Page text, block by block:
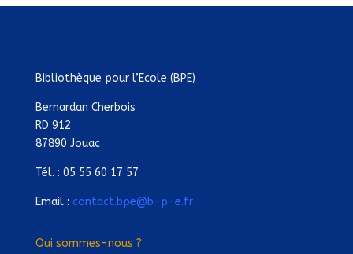
Bibliothèque pour l’Ecole (BPE)
Bernardan Cherbois
RD 912
87890 Jouac
Tél. : 05 55 60 17 57
Email : contact.bpe@b-p-e.fr
Qui sommes-nous ?